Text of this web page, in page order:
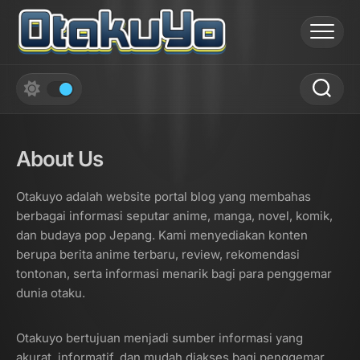
Skip
content
About Us
Otakuyo adalah website portal blog yang membahas
berbagai informasi seputar anime, manga, novel, komik,
dan budaya pop Jepang. Kami menyediakan konten
berupa berita anime terbaru, review, rekomendasi
tontonan, serta informasi menarik bagi para penggemar
dunia otaku.
Otakuyo bertujuan menjadi sumber informasi yang